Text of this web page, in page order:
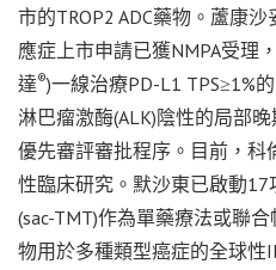
市的TROP2 ADC藥物。蘆康
應症上市申請已獲NMPA受理
達®)一線治療PD-L1 TPS≥1%
淋巴瘤激酶(ALK)陰性的局部
優先審評審批程序。目前，
性臨床研究。默沙東已啟動
(sac-TMT)作為單藥療法或聯
物用於多種類型癌症的全球性